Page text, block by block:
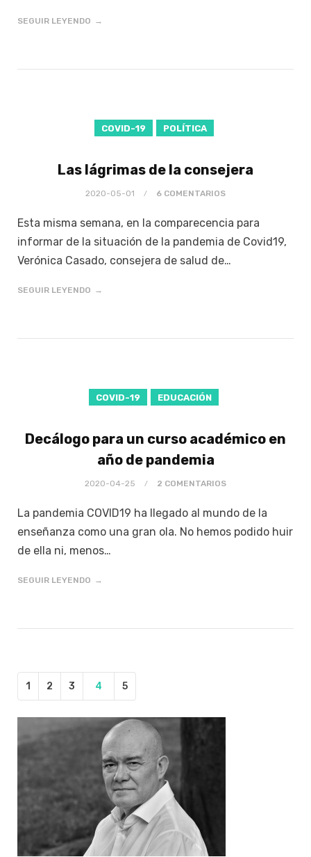
SEGUIR LEYENDO
COVID-19 POLÍTICA
Las lágrimas de la consejera
2020-05-01 6 COMENTARIOS
Esta misma semana, en la comparecencia para
informar de la situación de la pandemia de Covid19,
Verónica Casado, consejera de salud de…
SEGUIR LEYENDO
COVID-19 EDUCACIÓN
Decálogo para un curso académico en
año de pandemia
2020-04-25 2 COMENTARIOS
La pandemia COVID19 ha llegado al mundo de la
enseñanza como una gran ola. No hemos podido huir
de ella ni, menos…
SEGUIR LEYENDO
1 2 3 4 5